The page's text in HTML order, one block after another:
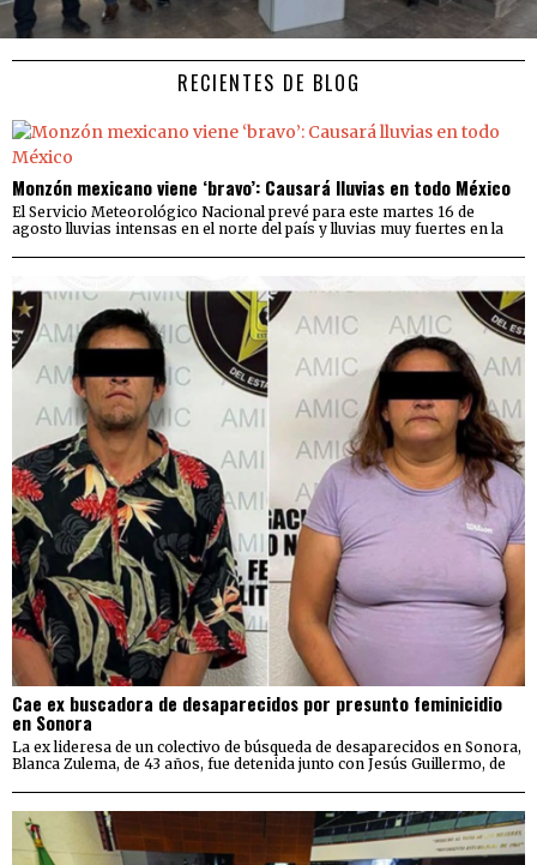
RECIENTES DE BLOG
Monzón mexicano viene ‘bravo’: Causará lluvias en todo México
El Servicio Meteorológico Nacional prevé para este martes 16 de
agosto lluvias intensas en el norte del país y lluvias muy fuertes en la
Cae ex buscadora de desaparecidos por presunto feminicidio
en Sonora
La ex lideresa de un colectivo de búsqueda de desaparecidos en Sonora,
Blanca Zulema, de 43 años, fue detenida junto con Jesús Guillermo, de